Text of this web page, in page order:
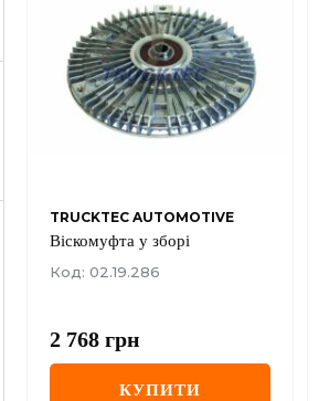
NISSAN
RAVON RENAULT
TESLA
TRUCKTEC AUTOMOTIVE
Віскомуфта у зборі
Код: 02.19.286
2 768 грн
КУПИТИ